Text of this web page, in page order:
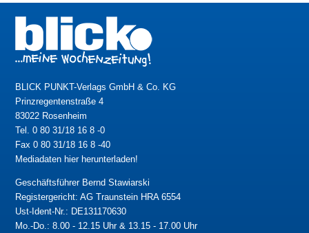
BLICK PUNKT-Verlags GmbH & Co. KG
Prinzregentenstraße 4
83022 Rosenheim
Tel. 0 80 31/18 16 8 -0
Fax 0 80 31/18 16 8 -40
Mediadaten hier herunterladen!
Geschäftsführer Bernd Stawiarski
Registergericht: AG Traunstein HRA 6554
Ust-Ident-Nr.: DE131170630
Mo.-Do.: 8.00 - 12.15 Uhr & 13.15 - 17.00 Uhr